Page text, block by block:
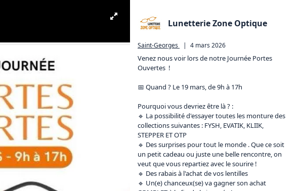
Lunetterie Zone Optique
Saint-Georges | 4 mars 2026
Venez nous voir lors de notre Journée Portes
Ouvertes  !
📅 Quand ? Le 19 mars, de 9h à 17h
Pourquoi vous devriez être là ? :
🔹 La possibilité d'essayer toutes les monture des
collections suivantes : FYSH, EVATIK, KLIIK,
STEPPER ET OTP
🔹 Des surprises pour tout le monde . Que ce soit
un petit cadeau ou juste une belle rencontre, on
veut que vous repartiez avec le sourire !
🔹 Des rabais à l'achat de vos lentilles
🔹 Un(e) chanceux(se) va gagner son achat